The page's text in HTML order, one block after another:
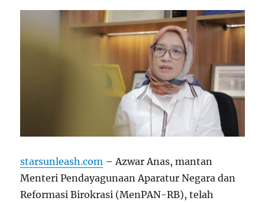
starsunleash.com – Azwar Anas, mantan
Menteri Pendayagunaan Aparatur Negara dan
Reformasi Birokrasi (MenPAN-RB), telah